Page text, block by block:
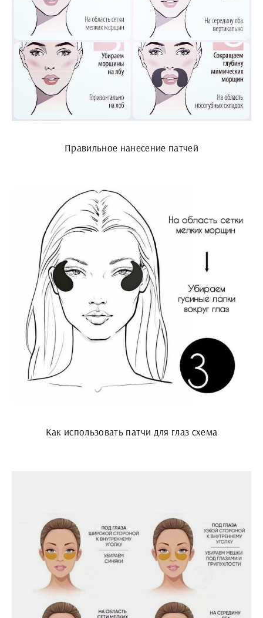
Правильное нанесение патчей
Как использовать патчи для глаз схема